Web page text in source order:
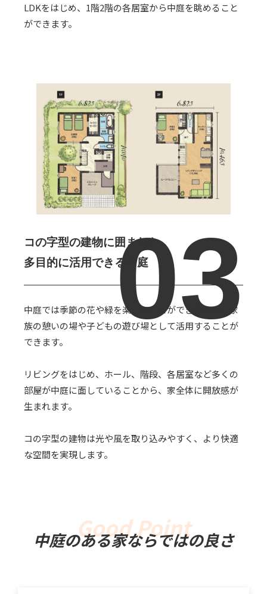
LDKをはじめ、1階2階の各居室から中庭を眺めること
ができます。
コの字型の建物に囲まれた
多目的に活用できる中庭
中庭では季節の花や緑を楽しむことができるほか、家
族の憩いの場や子どもの遊び場として活用することが
できます。
リビングをはじめ、ホール、階段、各居室など多くの
部屋が中庭に面していることから、家全体に開放感が
生まれます。
コの字型の建物は光や風を取り込みやすく、より快適
な空間を実現します。
中庭のある家ならではの良さ